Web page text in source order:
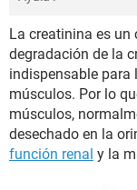
BIENESTAR
SEXUALIDAD
GLOSARIO
La creatinina es un
degradación de la
indispensable para
músculos. Por lo
músculos,
desechado en la
función renal y la